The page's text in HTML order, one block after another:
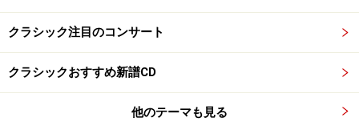
クラシック注目のコンサート
クラシックおすすめ新譜CD
他のテーマも見る